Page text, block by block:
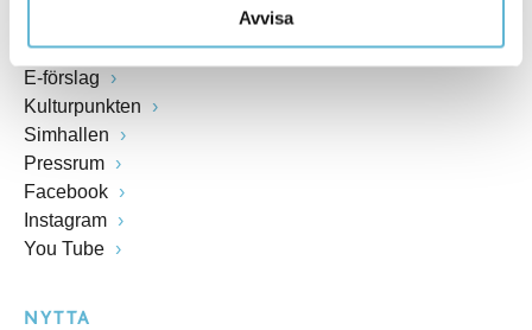
Avvisa
E-tjänster
E-förslag
Kulturpunkten
Simhallen
Pressrum
Facebook
Instagram
You Tube
NYTTA